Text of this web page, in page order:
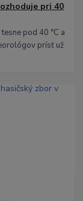
pri 40
pod 40 °C a
prísť už